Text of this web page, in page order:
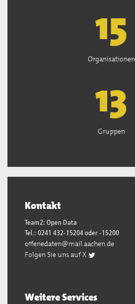
15
Organisationen
13
Gruppen
Kontakt
Team2: Open Data
Tel.: 0241 432-15204 oder -15200
offenedaten@mail.aachen.de
Folgen Sie uns auf X
Weitere Services